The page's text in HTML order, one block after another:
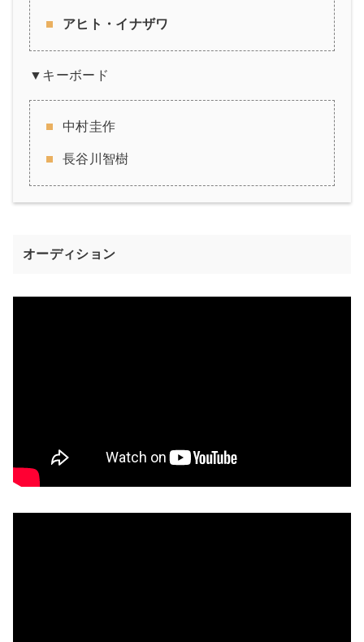
アヒト・イナザワ
▼キーボード
中村圭作
長谷川智樹
オーディション